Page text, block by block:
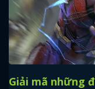
Giải mã những